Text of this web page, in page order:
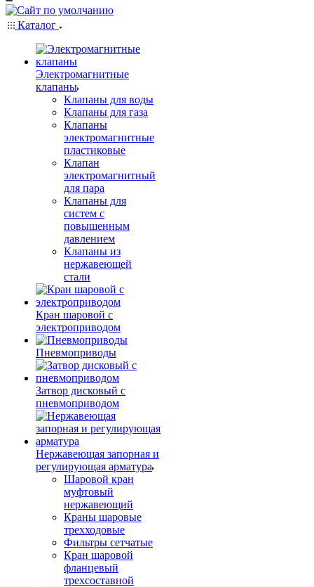
Каталог
Электромагнитные
клапаны
Клапаны для воды
Клапаны для газа
Клапаны
электромагнитные
пластиковые
Клапан
электромагнитный
для пара
Клапаны для
систем с
повышенным
давлением
Клапаны из
нержавеющей
стали
Кран шаровой с
электроприводом
Пневмоприводы
Затвор дисковый с
пневмоприводом
Нержавеющая запорная и
регулирующая арматура
Шаровой кран
муфтовый
нержавеющий
Краны шаровые
трехходовые
Фильтры сетчатые
Кран шаровой
фланцевый
трехсоставной